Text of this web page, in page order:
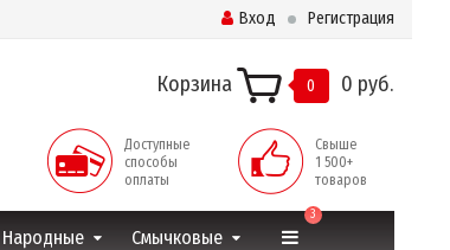
Вход Регистрация
Корзина 0 0 руб.
Доступные
способы
оплаты
Свыше
1 500+
товаров
Народные Смычковые
3